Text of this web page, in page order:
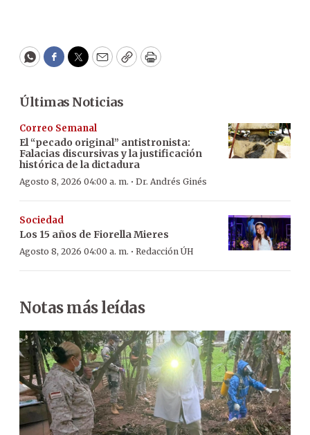
WhatsApp
Facebook
Twitter
EmailCopyPrint
Últimas Noticias
Correo Semanal
El “pecado original” antistronista:
Falacias discursivas y la justificación
histórica de la dictadura
Agosto 8, 2026 04:00 a. m. · Dr. Andrés Ginés
Sociedad
Los 15 años de Fiorella Mieres
Agosto 8, 2026 04:00 a. m. · Redacción ÚH
Notas más leídas